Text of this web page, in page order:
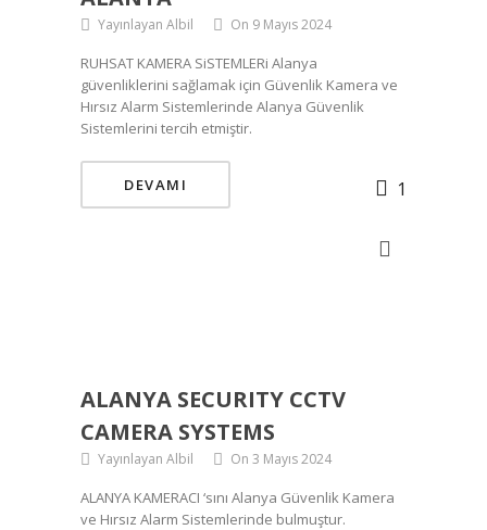
Yayınlayan Albil On 9 Mayıs 2024
RUHSAT KAMERA SiSTEMLERi Alanya
güvenliklerini sağlamak için Güvenlik Kamera ve
Hırsız Alarm Sistemlerinde Alanya Güvenlik
Sistemlerini tercih etmiştir.
DEVAMI 1
ALANYA SECURITY CCTV
CAMERA SYSTEMS
Yayınlayan Albil On 3 Mayıs 2024
ALANYA KAMERACI ‘sını Alanya Güvenlik Kamera
ve Hırsız Alarm Sistemlerinde bulmuştur.